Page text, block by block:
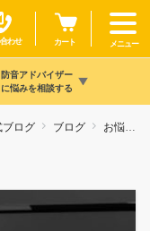
わせ カート メニュー
防音アドバイザー
に悩みを相談する
ブログ ブログ お悩み別